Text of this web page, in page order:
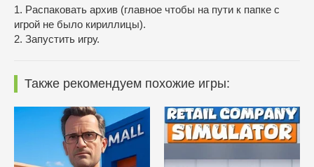
1. Распаковать архив (главное чтобы на пути к папке с
игрой не было кириллицы).
2. Запустить игру.
Также рекомендуем похожие игры: